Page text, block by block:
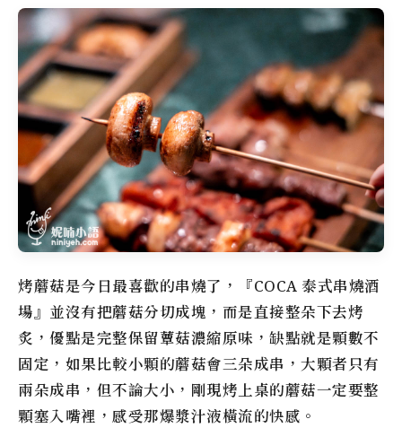
烤蘑菇是今日最喜歡的串燒了，『COCA 泰式串燒酒
場』並沒有把蘑菇分切成塊，而是直接整朵下去烤
炙，優點是完整保留蕈菇濃縮原味，缺點就是顆數不
固定，如果比較小顆的蘑菇會三朵成串，大顆者只有
兩朵成串，但不論大小，剛現烤上桌的蘑菇一定要整
顆塞入嘴裡，感受那爆漿汁液橫流的快感。